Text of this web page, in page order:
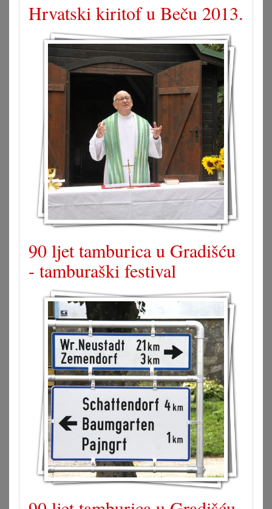
Hrvatski kiritof u Beču 2013.
90 ljet tamburica u Gradišću
- tamburaški festival